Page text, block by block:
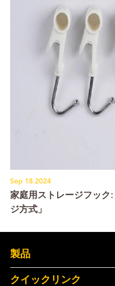
Sep 18.2024
家庭用ストレージフック
ジ方式」
製品
クイックリンク